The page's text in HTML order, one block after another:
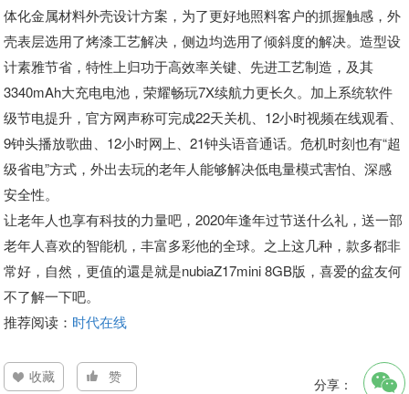
体化金属材料外壳设计方案，为了更好地照料客户的抓握触感，外
壳表层选用了烤漆工艺解决，侧边均选用了倾斜度的解决。造型设
计素雅节省，特性上归功于高效率关键、先进工艺制造，及其
3340mAh大充电电池，荣耀畅玩7X续航力更长久。加上系统软件
级节电提升，官方网声称可完成22天关机、12小时视频在线观看、
9钟头播放歌曲、12小时网上、21钟头语音通话。危机时刻也有“超
级省电”方式，外出去玩的老年人能够解决低电量模式害怕、深感
安全性。
让老年人也享有科技的力量吧，2020年逢年过节送什么礼，送一部
老年人喜欢的智能机，丰富多彩他的全球。之上这几种，款多都非
常好，自然，更值的還是就是nubiaZ17mini 8GB版，喜爱的盆友何
不了解一下吧。
推荐阅读： 时代在线
收藏 赞 分享：